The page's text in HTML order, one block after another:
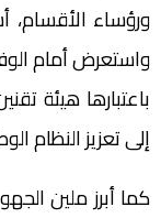
ورؤساء الأقسام،
واستعرض أمام
باعتبارها هيئة
إلى تعزيز النظام
كما أبرز ملين